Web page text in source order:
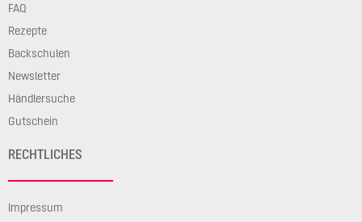
FAQ
Rezepte
Backschulen
Newsletter
Händlersuche
Gutschein
RECHTLICHES
Impressum